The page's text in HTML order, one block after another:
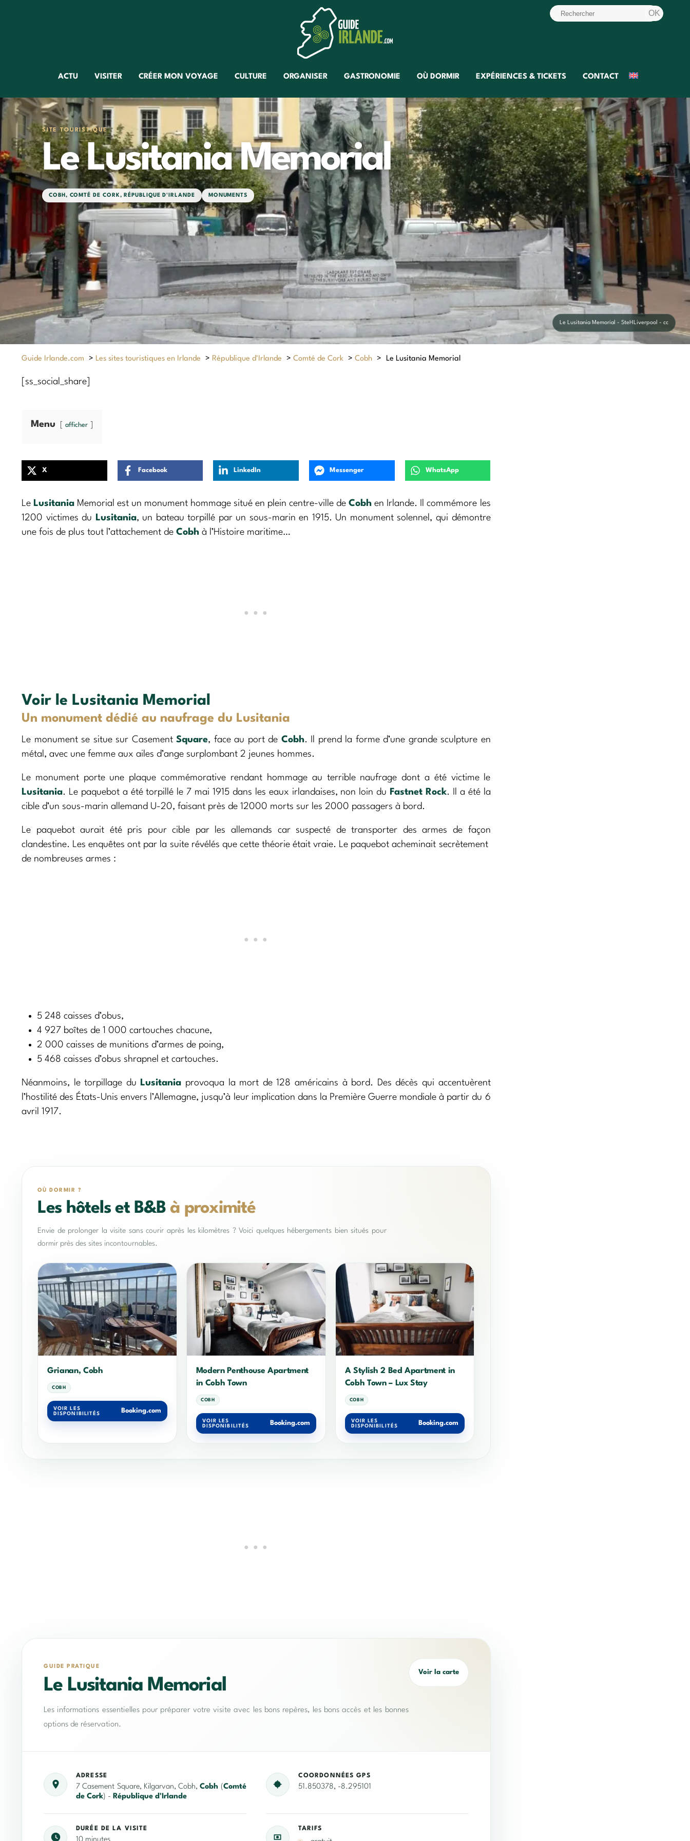
ACTU VISITER CRÉER MON VOYAGE CULTURE ORGANISER GASTRONOMIE OÙ DORMIR EXPÉRIENCES & TICKETS CONTACT
SITE TOURISTIQUE
Le Lusitania Memorial
COBH , COMTÉ DE CORK, RÉPUBLIQUE D'IRLANDE MONUMENTS
Le Lusitania Memorial - SteHLiverpool - cc
Guide Irlande.com > Les sites touristiques en Irlande > République d'Irlande > Comté de Cork > Cobh > Le Lusitania Memorial
[ss_social_share]
Menu afficher
X Facebook LinkedIn Messenger WhatsApp
Le Lusitania Memorial est un monument hommage situé en plein centre-ville deCobh en Irlande. Il commémore les
1200 victimes du
Lusitania, un bateau torpillé par un sous-marin en 1915. Un monument solennel, qui démontre
une fois de plus tout l’attachement de Cobh à l’Histoire maritime…
Voir le Lusitania Memorial
Un monument dédié au naufrage du Lusitania
Le monument se situe sur Casement Square, face au port de Cobh. Il prend la forme d’une grande sculpture en
métal, avec une femme aux ailes d’ange surplombant 2 jeunes hommes.
Le monument porte une plaque commémorative rendant hommage au terrible naufrage dont a été victime le
Lusitania. Le paquebot a été torpillé le 7 mai 1915 dans les eaux irlandaises, non loin du Fastnet Rock. Il a été la
cible d’un sous-marin allemand U-20, faisant près de 12000 morts sur les 2000 passagers à bord.
Le paquebot aurait été pris pour cible par les allemands car suspecté de transporter des armes de façon
clandestine. Les enquêtes ont par la suite révélés que cette théorie était vraie. Le paquebot acheminait secrètement
de nombreuses armes :
5 248 caisses d’obus,
4 927 boîtes de 1 000 cartouches chacune,
2 000 caisses de munitions d’armes de poing,
5 468 caisses d’obus shrapnel et cartouches.
Néanmoins, le torpillage du Lusitania provoqua la mort de 128 américains à bord. Des décès qui accentuèrent
l’hostilité des États-Unis envers l’Allemagne, jusqu’à leur implication dans la Première Guerre mondiale à partir du 6
avril 1917.
OÙ DORMIR ?
Les hôtels et B&Bà proximité
Envie de prolonger la visite sans courir après les kilomètres ? Voici quelques hébergements bien situés pour
dormir près des sites incontournables.
Grianan, Cobh
COBH
VOIR LES
DISPONIBILITÉS
Booking.com
Modern Penthouse Apartment
in Cobh Town
COBH
VOIR LES
DISPONIBILITÉS
Booking.com
A Stylish 2 Bed Apartment in
Cobh Town – Lux Stay
COBH
VOIR LES
DISPONIBILITÉS
Booking.com
GUIDE PRATIQUE
Le Lusitania Memorial
Les informations essentielles pour préparer votre visite avec les bons repères, les bons accès et les bonnes
options de réservation.
Voir la carte
ADRESSE
7 Casement Square, Kilgarvan, Cobh,Cobh (Comté
de Cork) - République d'Irlande
COORDONNÉES GPS
51.850378, -8.295101
DURÉE DE LA VISITE TARIFS